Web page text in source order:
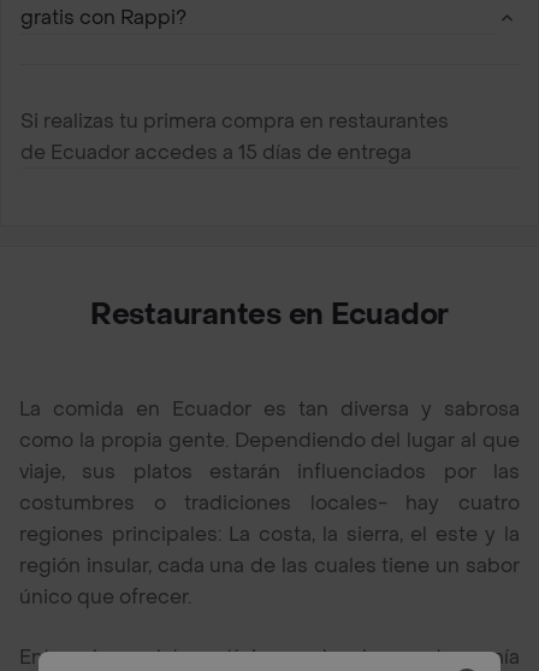
gratis con Rappi?
Si realizas tu primera compra en restaurantes
de Ecuador accedes a 15 días de entrega
Restaurantes en Ecuador
La comida en Ecuador es tan diversa y sabrosa
como la propia gente. Dependiendo del lugar al que
viaje, sus platos estarán influenciados por las
costumbres o tradiciones locales- hay cuatro
regiones principales: La costa, la sierra, el este y la
región insular, cada una de las cuales tiene un sabor
único que ofrecer.
Entre los platos típicos de la gastronomía